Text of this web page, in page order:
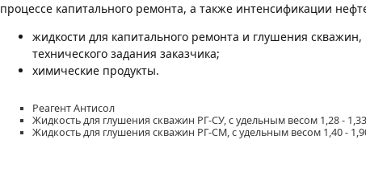
процессе капитального ремонта, а также интенсификации
жидкости для капитального ремонта и глушения
технического задания заказчика;
химические продукты.
Реагент Антисол
Жидкость для глушения скважин РГ-СУ, с удельным весом 1,28 -
Жидкость для глушения скважин РГ-СМ, с удельным весом 1,40 -